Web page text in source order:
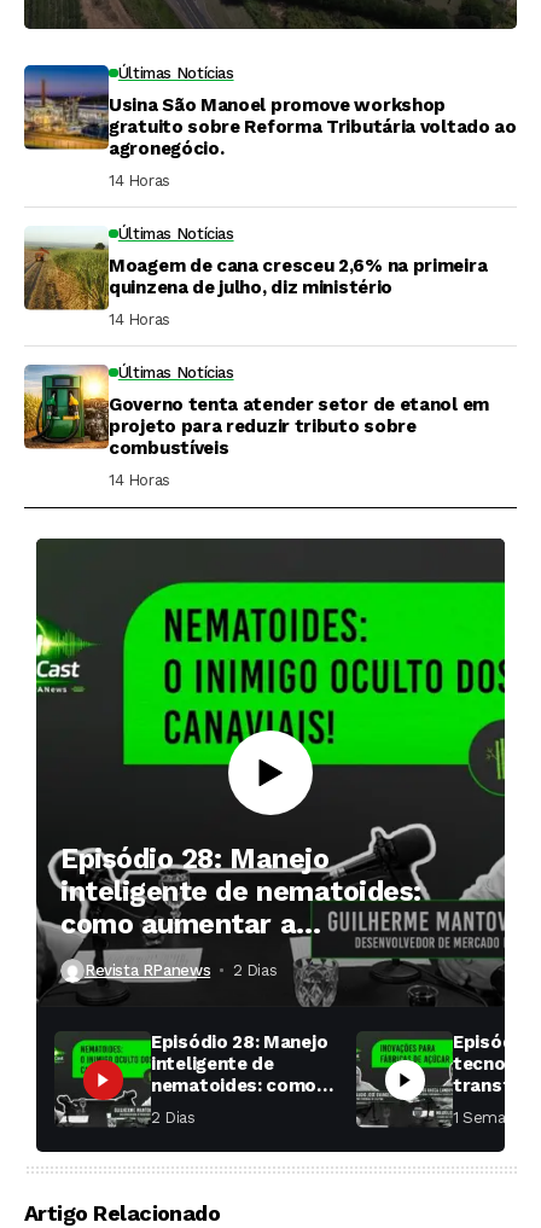
Últimas Notícias
Usina São Manoel promove workshop
gratuito sobre Reforma Tributária voltado ao
agronegócio.
14 Horas ⁮
Últimas Notícias
Moagem de cana cresceu 2,6% na primeira
quinzena de julho, diz ministério
14 Horas ⁮
Últimas Notícias
Governo tenta atender setor de etanol em
projeto para reduzir tributo sobre
combustíveis
14 Horas ⁮
Episódio 28: Manejo
inteligente de nematoides:
como aumentar a
produtividade das soqueiras?
Revista RPanews 2 Dias ⁮
Episódio 28: Manejo
inteligente de
nematoides: como
aumentar a
produtividade das
soqueiras?
2 Dias ⁮
Episódio
fábricas
1 Semana ⁮
Artigo Relacionado